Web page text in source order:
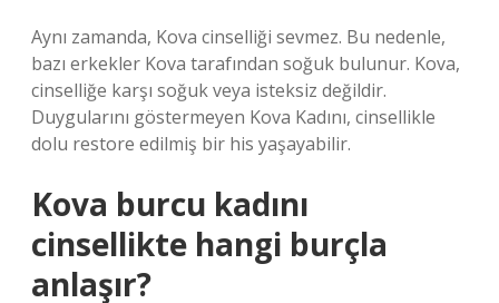
Aynı zamanda, Kova cinselliği sevmez. Bu nedenle,
bazı erkekler Kova tarafından soğuk bulunur. Kova,
cinselliğe karşı soğuk veya isteksiz değildir.
Duygularını göstermeyen Kova Kadını, cinsellikle
dolu restore edilmiş bir his yaşayabilir.
Kova burcu kadını
cinsellikte hangi burçla
anlaşır?